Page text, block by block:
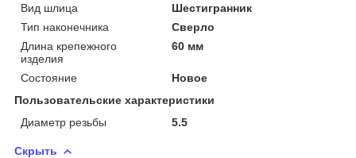
Вид шлица
Шестигранник
Тип наконечника
Сверло
Длина крепежного
изделия
60 мм
Состояние
Новое
Пользовательские характеристики
Диаметр резьбы
5.5
Скрыть